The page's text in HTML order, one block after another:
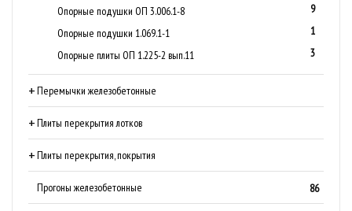
Опорные подушки ОП 3.006.1-8
9
Опорные подушки 1.069.1-1
1
Опорные плиты ОП 1.225-2 вып.11
3
Перемычки железобетонные
Плиты перекрытия лотков
Плиты перекрытия, покрытия
Прогоны железобетонные 86